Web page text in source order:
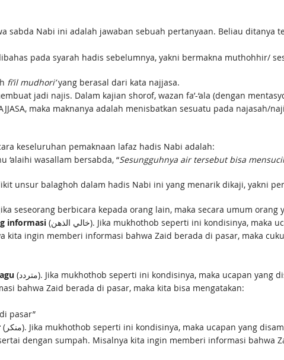
sabda Nabi ini adalah jawaban sebuah pertanyaan. Beliau
pada syarah hadis sebelumnya, yakni bermakna muthohhir/
fi’il mudhori’yang berasal dari kata najjasa.
jadi najis. Dalam kajian shorof, wazan fa’-‘ala (dengan
maka maknanya adalah menisbatkan sesuatu pada
keseluruhan pemaknaan lafaz hadis Nabi adalah:
‘alaihi wasallam bersabda, “Sesungguhnya air tersebut bisa
unsur balaghoh dalam hadis Nabi ini yang menarik dikaji, yakni
seseorang berbicara kepada orang lain, maka secara umum orang
informasi(خالي الذهن). Jika mukhothob seperti ini kondisinya, maka ucapan yang disampaikan kepadanya cukup ucapan biasa tanpa perlu ta’kid
kita ingin memberi informasi bahwa Zaid berada di pasar, maka
(متردد). Jika mukhothob seperti ini kondisinya, maka ucapan yang disampaikan kepadanya perlu diberi ta’kid (penekanan/penegas). Misalnya kita
bahwa Zaid berada di pasar, maka kita bisa mengatakan:
pasar”
(منكر). Jika mukhothob seperti ini kondisinya, maka ucapan yang disampaikan kepadanya tidak cukup hanya diberi ta’kid (penekanan/penegas),
dengan sumpah. Misalnya kita ingin memberi informasi bahwa